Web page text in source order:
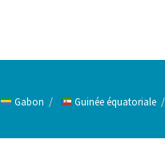
Gabon Guinée équatoriale